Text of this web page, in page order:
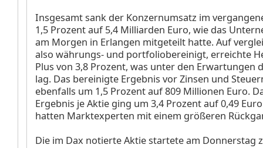
Insgesamt sank der Konzernumsatz im
1,5 Prozent auf 5,4 Milliarden Euro, wie das
am Morgen in Erlangen mitgeteilt hatte. Auf
also währungs- und portfoliobereinigt, erreichte
Plus von 3,8 Prozent, was unter den Erwartungen
lag. Das bereinigte Ergebnis vor Zinsen und
ebenfalls um 1,5 Prozent auf 809 Millionen Euro.
Ergebnis je Aktie ging um 3,4 Prozent auf 0,49
hatten Marktexperten mit einem größeren
Die im Dax notierte Aktie startete am Donnerstag